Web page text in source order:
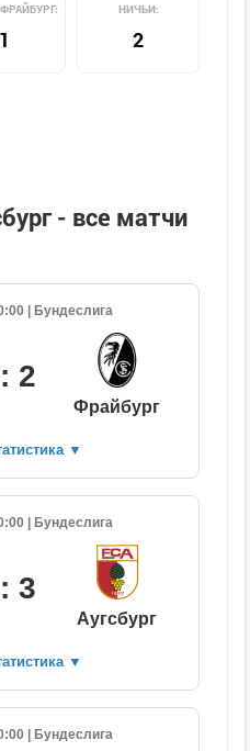
1
НИЧЬИ:
2
- все матчи
| Бундеслига
2
Фрайбург
▼
| Бундеслига
3
Аугсбург
▼
| Бундеслига